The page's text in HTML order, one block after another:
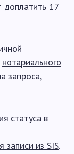
доплатить 17
нотариального
запроса,
статуса в
записи из SIS.